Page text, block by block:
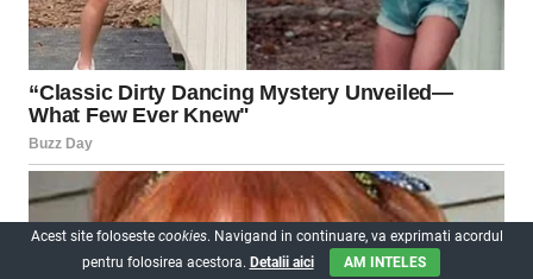
Acest site foloseste cookies. Navigand in continuare, va exprimati acordul
pentru folosirea acestora. Detalii aici AM INTELES